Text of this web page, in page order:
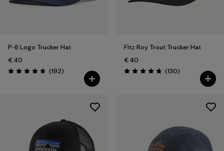
P-6 Logo Trucker Hat
€ 40
Bewertung: 4.7 / 5
(192Rezensionen
)
Fitz Roy Trout Trucker Hat
€ 40
Bewertung: 4.8 / 5
(130Rezensionen
)